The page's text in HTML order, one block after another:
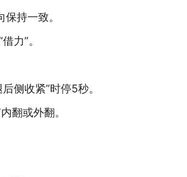
持一致。
力”。
侧收紧”时停5秒。
翻或外翻。